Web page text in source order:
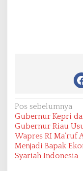
N
a
v
i
g
Pos sebelumnya
Gubernur Kepri
Gubernur Riau
Wapres RI Ma’ruf
Menjadi Bapak
Syariah Indonesia